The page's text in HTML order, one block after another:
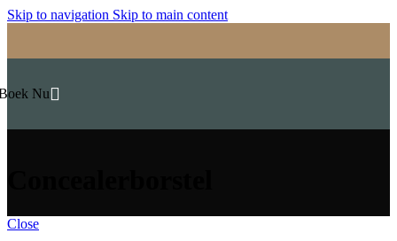
Skip to navigation Skip to main content
Nu
Close